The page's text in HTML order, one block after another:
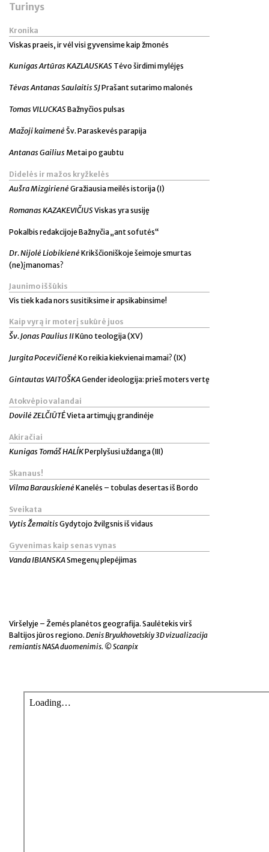
Turinys
Kronika
Viskas praeis, ir vėl visi gyvensime kaip žmonės
Kunigas Artūras KAZLAUSKAS Tėvo širdimi mylėjęs
Tėvas Antanas Saulaitis SJPrašant sutarimo malonės
Tomas VILUCKASBažnyčios pulsas
Mažoji kaimenėŠv. Paraskevės parapija
Antanas Gailius Metai po gaubtu
Didelės ir mažos kryžkelės
Aušra MizgirienėGražiausia meilės istorija (I)
Romanas KAZAKEVIČIUSViskas yra susiję
Pokalbis redakcijoje Bažnyčia „ant sofutės“
Dr. Nijolė LiobikienėKrikščioniškoje šeimoje smurtas
(ne)įmanomas?
Jaunimo iššūkis
Vis tiek kada nors susitiksime ir apsikabinsime!
Kaip vyrą ir moterį sukūrė juos
Šv. Jonas Paulius IIKūno teologija (XV)
Jurgita PocevičienėKo reikia kiekvienai mamai? (IX)
Gintautas VAITOŠKAGender ideologija: prieš moters vertę
Atokvėpio valandai
Dovilė ZELČIŪTĖVieta artimųjų grandinėje
Akiračiai
Kunigas Tomáš HALÍKPerplyšusi uždanga (III)
Skanaus!
Vilma BarauskienėKanelės – tobulas desertas iš Bordo
Sveikata
Vytis ŽemaitisGydytojo žvilgsnis iš vidaus
Gyvenimas kaip senas vynas
Vanda IBIANSKASmegenų plepėjimas
Viršelyje – Žemės planėtos geografija. Saulėtekis virš
Baltijos jūros regiono. Denis Bryukhovetskiy 3D vizualizacija
remiantis NASA duomenimis. © Scanpix